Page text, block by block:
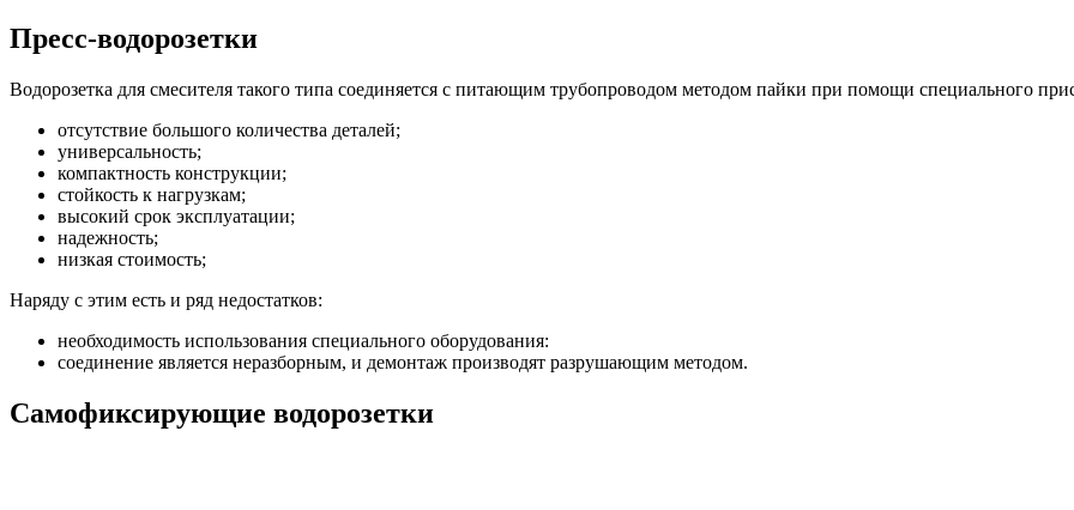
Пресс-водорозетки
Водорозетка для смесителя такого типа соединяется с питающим трубопроводом методом пайки при помощи специального
отсутствие большого количества деталей;
универсальность;
компактность конструкции;
стойкость к нагрузкам;
высокий срок эксплуатации;
надежность;
низкая стоимость;
Наряду с этим есть и ряд недостатков:
необходимость использования специального оборудования:
соединение является неразборным, и демонтаж производят разрушающим методом.
Самофиксирующие водорозетки